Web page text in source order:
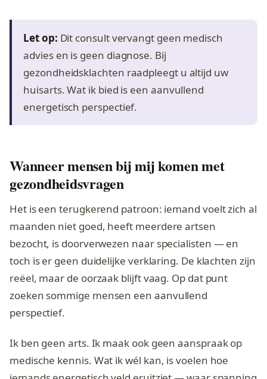
Let op: Dit consult vervangt geen medisch
advies en is geen diagnose. Bij
gezondheidsklachten raadpleegt u altijd uw
huisarts. Wat ik bied is een aanvullend
energetisch perspectief.
Wanneer mensen bij mij komen met
gezondheidsvragen
Het is een terugkerend patroon: iemand voelt zich al
maanden niet goed, heeft meerdere artsen
bezocht, is doorverwezen naar specialisten — en
toch is er geen duidelijke verklaring. De klachten zijn
reëel, maar de oorzaak blijft vaag. Op dat punt
zoeken sommige mensen een aanvullend
perspectief.
Ik ben geen arts. Ik maak ook geen aanspraak op
medische kennis. Wat ik wél kan, is voelen hoe